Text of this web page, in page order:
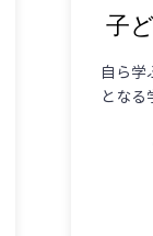
子
自ら学
となる